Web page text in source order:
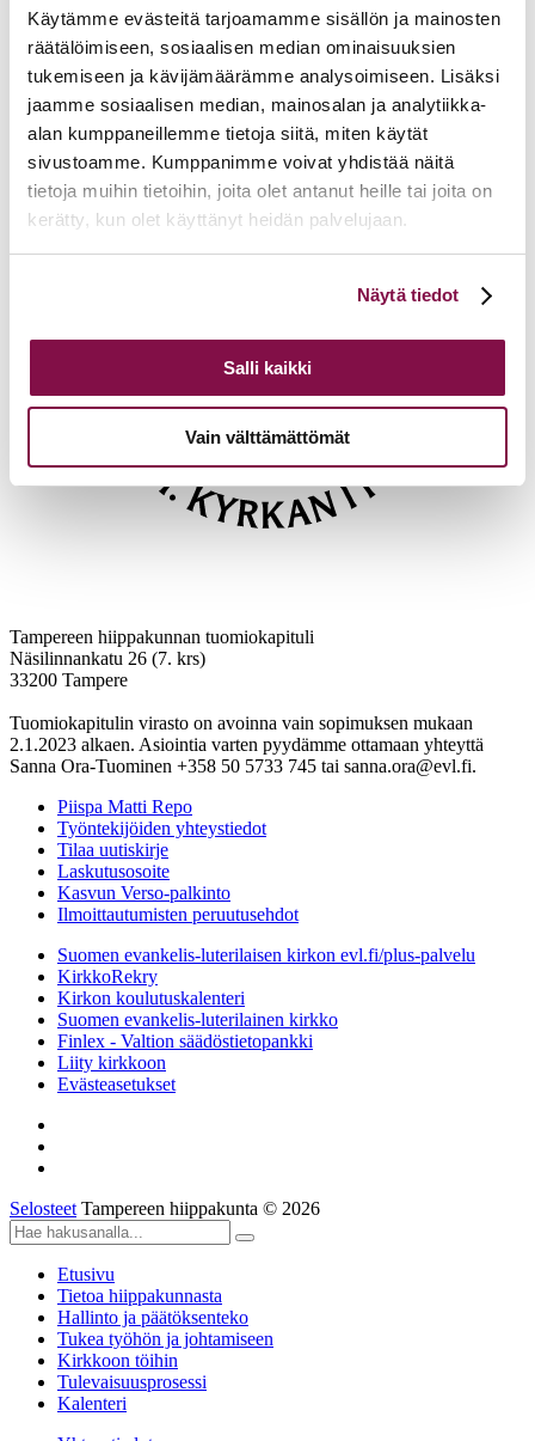
Käytämme evästeitä tarjoamamme sisällön ja mainosten
räätälöimiseen, sosiaalisen median ominaisuuksien
tukemiseen ja kävijämäärämme analysoimiseen. Lisäksi
jaamme sosiaalisen median, mainosalan ja analytiikka-
alan kumppaneillemme tietoja siitä, miten käytät
sivustoamme. Kumppanimme voivat yhdistää näitä
tietoja muihin tietoihin, joita olet antanut heille tai joita on
kerätty, kun olet käyttänyt heidän palvelujaan.
linkistä.
Näytä tiedot
Salli kaikki
Vain välttämättömät
Namibian kirkon varainkeruukampanja
15.06.2026 Hiippakunnan toimintakalenteri syksy 2026
11.06.2026 Tuomiokapitulin päätöksiä 10.6.2026
Lisää ajankohtaista
Tampereen hiippakunnan tuomiokapituli
Näsilinnankatu 26 (7. krs)
33200 Tampere
Tuomiokapitulin virasto on avoinna vain sopimuksen mukaan
2.1.2023 alkaen. Asiointia varten pyydämme ottamaan yhteyttä
Sanna Ora-Tuominen +358 50 5733 745 tai sanna.ora@evl.fi.
Piispa Matti Repo
Työntekijöiden yhteystiedot
Tilaa uutiskirje
Laskutusosoite
Kasvun Verso-palkinto
Ilmoittautumisten peruutusehdot
Suomen evankelis-luterilaisen kirkon evl.fi/plus-palvelu
KirkkoRekry
Kirkon koulutuskalenteri
Suomen evankelis-luterilainen kirkko
Finlex - Valtion säädöstietopankki
Liity kirkkoon
Evästeasetukset
Selosteet Tampereen hiippakunta © 2026
Etusivu
Tietoa hiippakunnasta
Hallinto ja päätöksenteko
Tukea työhön ja johtamiseen
Kirkkoon töihin
Tulevaisuusprosessi
Kalenteri